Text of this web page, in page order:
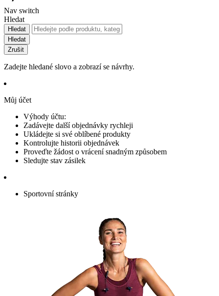
Nav switch
Hledat
Hledat
Hledat
Zrušit
Zadejte hledané slovo a zobrazí se návrhy.
Můj účet
Výhody účtu:
Zadávejte další objednávky rychleji
Ukládejte si své oblíbené produkty
Kontrolujte historii objednávek
Proveďte žádost o vrácení snadným způsobem
Sledujte stav zásilek
Sportovní stránky